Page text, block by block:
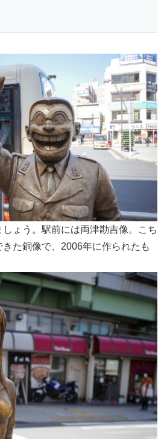
ょう。駅前には両津勘吉像。こち
た銅像で、2006年に作られたも